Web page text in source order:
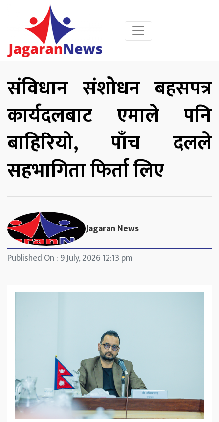
संविधान संशोधन बहसपत्र
कार्यदलबाट एमाले पनि
बाहिरियो, पाँच दलले
सहभागिता फिर्ता लिए
Jagaran News
Published On : 9 July, 2026 12:13 pm